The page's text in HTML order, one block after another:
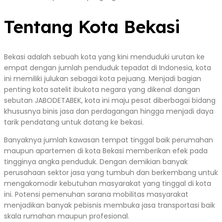
Tentang Kota Bekasi
Bekasi adalah sebuah kota yang kini menduduki urutan ke
empat dengan jumlah penduduk tepadat di Indonesia, kota
ini memiliki julukan sebagai kota pejuang. Menjadi bagian
penting kota satelit ibukota negara yang dikenal dangan
sebutan JABODETABEK, kota ini maju pesat diberbagai bidang
khususnya binis jasa dan perdagangan hingga menjadi daya
tarik pendatang untuk datang ke bekasi.
Banyaknya jumlah kawasan tempat tinggal baik perumahan
maupun apartemen di kota Bekasi memberikan efek pada
tingginya angka penduduk. Dengan demikian banyak
perusahaan sektor jasa yang tumbuh dan berkembang untuk
mengakomodir kebutuhan masyarakat yang tinggal di kota
ini. Potensi pemenuhan sarana mobilitas masyarakat
menjadikan banyak pebisnis membuka jasa transportasi baik
skala rumahan maupun profesional.